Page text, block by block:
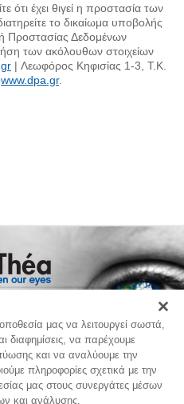
ότι έχει θιγεί η προστασία των
το δικαίωμα υποβολής
Προστασίας Δεδομένων
των ακόλουθων στοιχείων
| Λεωφόρος Κηφισίας 1-3, Τ.Κ.
www.dpa.gr.
HELLAS
μας να λειτουργεί σωστά,
διαφημίσεις, να παρέχουμε
και να αναλύουμε την
πληροφορίες σχετικά με την
μας στους συνεργάτες μέσων
και ανάλυσης.